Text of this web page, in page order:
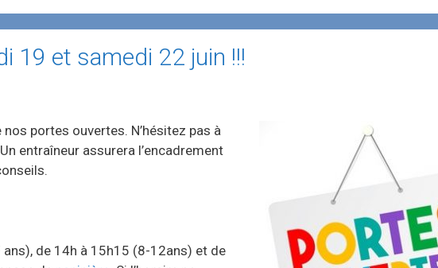
19 et samedi 22 juin !!!
nos portes ouvertes. N’hésitez pas à
entraîneur assurera l’encadrement
de 14h à 15h15 (8-12ans) et de